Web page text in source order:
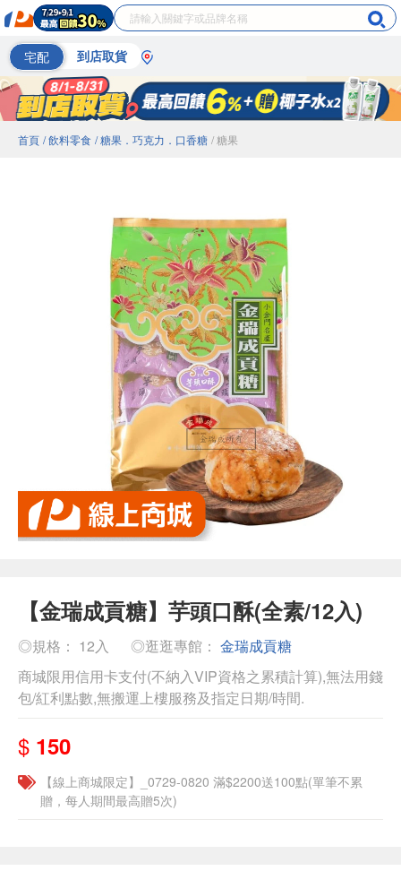
宅配 到店取貨
首頁 / 飲料零食 / 糖果．巧克力．口香糖 / 糖果
【金瑞成貢糖】芋頭口酥(全素/12入)
◎規格： 12入 ◎逛逛專館： 金瑞成貢糖
商城限用信用卡支付(不納入VIP資格之累積計算),無法用錢
包/紅利點數,無搬運上樓服務及指定日期/時間.
$ 150
【線上商城限定】_0729-0820 滿$2200送100點(單筆不累
贈，每人期間最高贈5次)